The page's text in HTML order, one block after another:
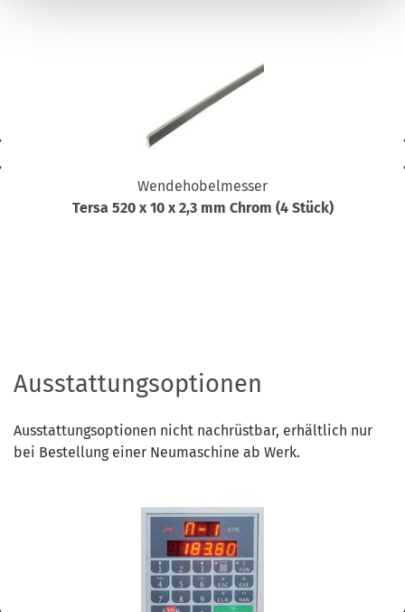
Wendehobelmesser
Tersa 520 x 10 x 2,3 mm Chrom (4 Stück)
Ausstattungsoptionen
Ausstattungsoptionen nicht nachrüstbar, erhältlich nur
bei Bestellung einer Neumaschine ab Werk.